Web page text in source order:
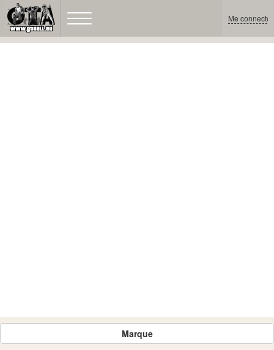
Me connecter
Marque